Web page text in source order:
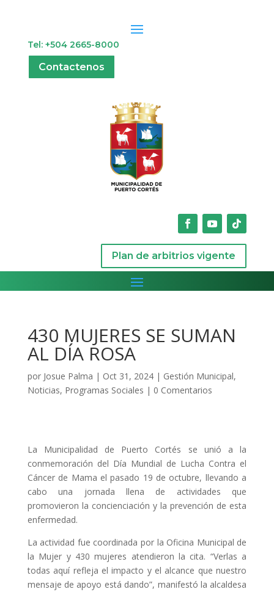
Tel: +504 2665-8000
Contactenos
Plan de arbitrios vigente
430 MUJERES SE SUMAN
AL DÍA ROSA
por Josue Palma | Oct 31, 2024| Gestión Municipal,
Noticias, Programas Sociales | 0 Comentarios
La Municipalidad de Puerto Cortés se unió a la
conmemoración del Día Mundial de Lucha Contra el
Cáncer de Mama el pasado 19 de octubre, llevando a
cabo una jornada llena de actividades que
promovieron la concienciación y la prevención de esta
enfermedad.
La actividad fue coordinada por la Oficina Municipal de
la Mujer y 430 mujeres atendieron la cita. “Verlas a
todas aquí refleja el impacto y el alcance que nuestro
mensaje de apoyo está dando”, manifestó la alcaldesa